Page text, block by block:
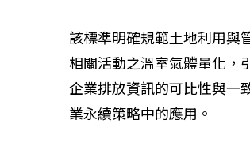
該標準明確規範土地利用與
相關活動之溫室氣體量化，
企業排放資訊的可比性與一
業永續策略中的應用。